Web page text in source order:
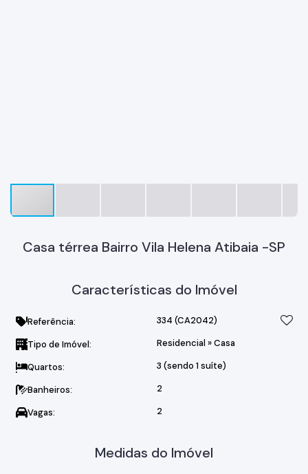
Casa térrea Bairro Vila Helena Atibaia -SP
Características do Imóvel
Referência: 334 (CA2042)
Tipo de Imóvel: Residencial »Casa
Quartos: 3 (sendo 1 suíte)
Banheiros: 2
Vagas: 2
Medidas do Imóvel